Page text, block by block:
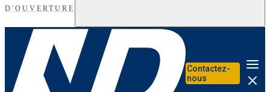
D'OUVERTURE
Contactez-
nous